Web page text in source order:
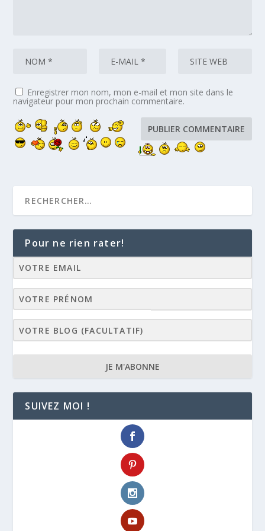
Enregistrer mon nom, mon e-mail et mon site dans le
navigateur pour mon prochain commentaire.
Pour ne rien rater!
JE M'ABONNE
SUIVEZ MOI !